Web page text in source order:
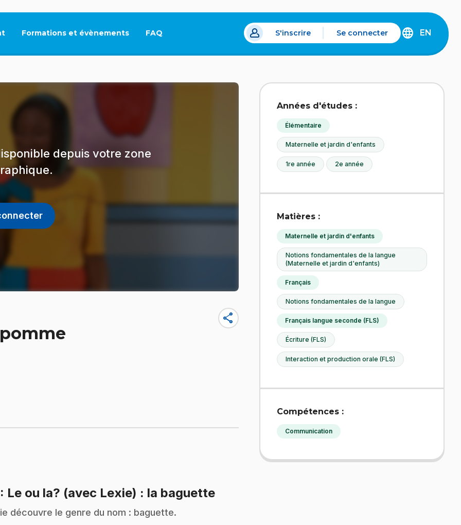
Formations et évènements FAQ
Ce lien s'ouvrira dans un nouvel onglet.
S'inscrire Se connecter
DISCOVER
EN
depuis votre zone
share
: Le ou la? (avec Lexie) : la baguette.
découvre le genre du nom : baguette.
Années d'études :
Élémentaire
Maternelle et jardin d'enfants
1re année 2e année
Matières :
Maternelle et jardin d'enfants
Notions fondamentales de la langue
(Maternelle et jardin d'enfants)
Français
Notions fondamentales de la langue
Français langue seconde (FLS)
Écriture (FLS)
Interaction et production orale (FLS)
Compétences :
Communication